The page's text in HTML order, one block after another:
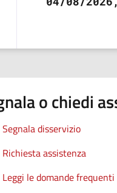
o chiedi
Segnala disservizio
Richiesta assistenza
Leggi le domande frequenti